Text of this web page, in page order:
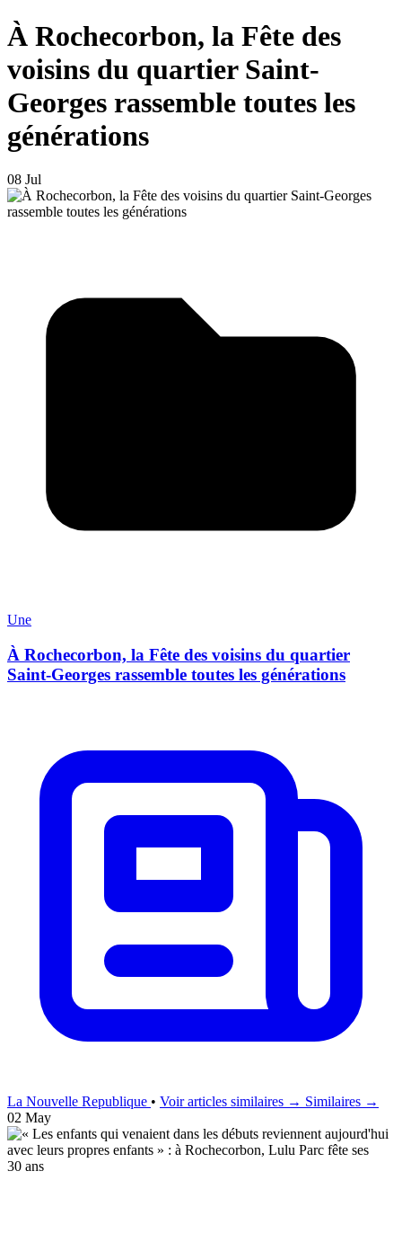
À Rochecorbon, la Fête des
voisins du quartier Saint-
Georges rassemble toutes les
générations
08 Jul
Une
À Rochecorbon, la Fête des voisins du quartier
Saint-Georges rassemble toutes les générations
La Nouvelle Republique • Voir articles similaires → Similaires →
02 May